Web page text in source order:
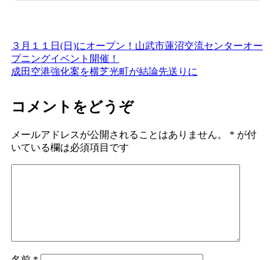
３月１１日(日)にオープン！山武市蓮沼交流センターオー
プニングイベント開催！
成田空港強化案を横芝光町が結論先送りに
コメントをどうぞ
メールアドレスが公開されることはありません。 * が付
いている欄は必須項目です